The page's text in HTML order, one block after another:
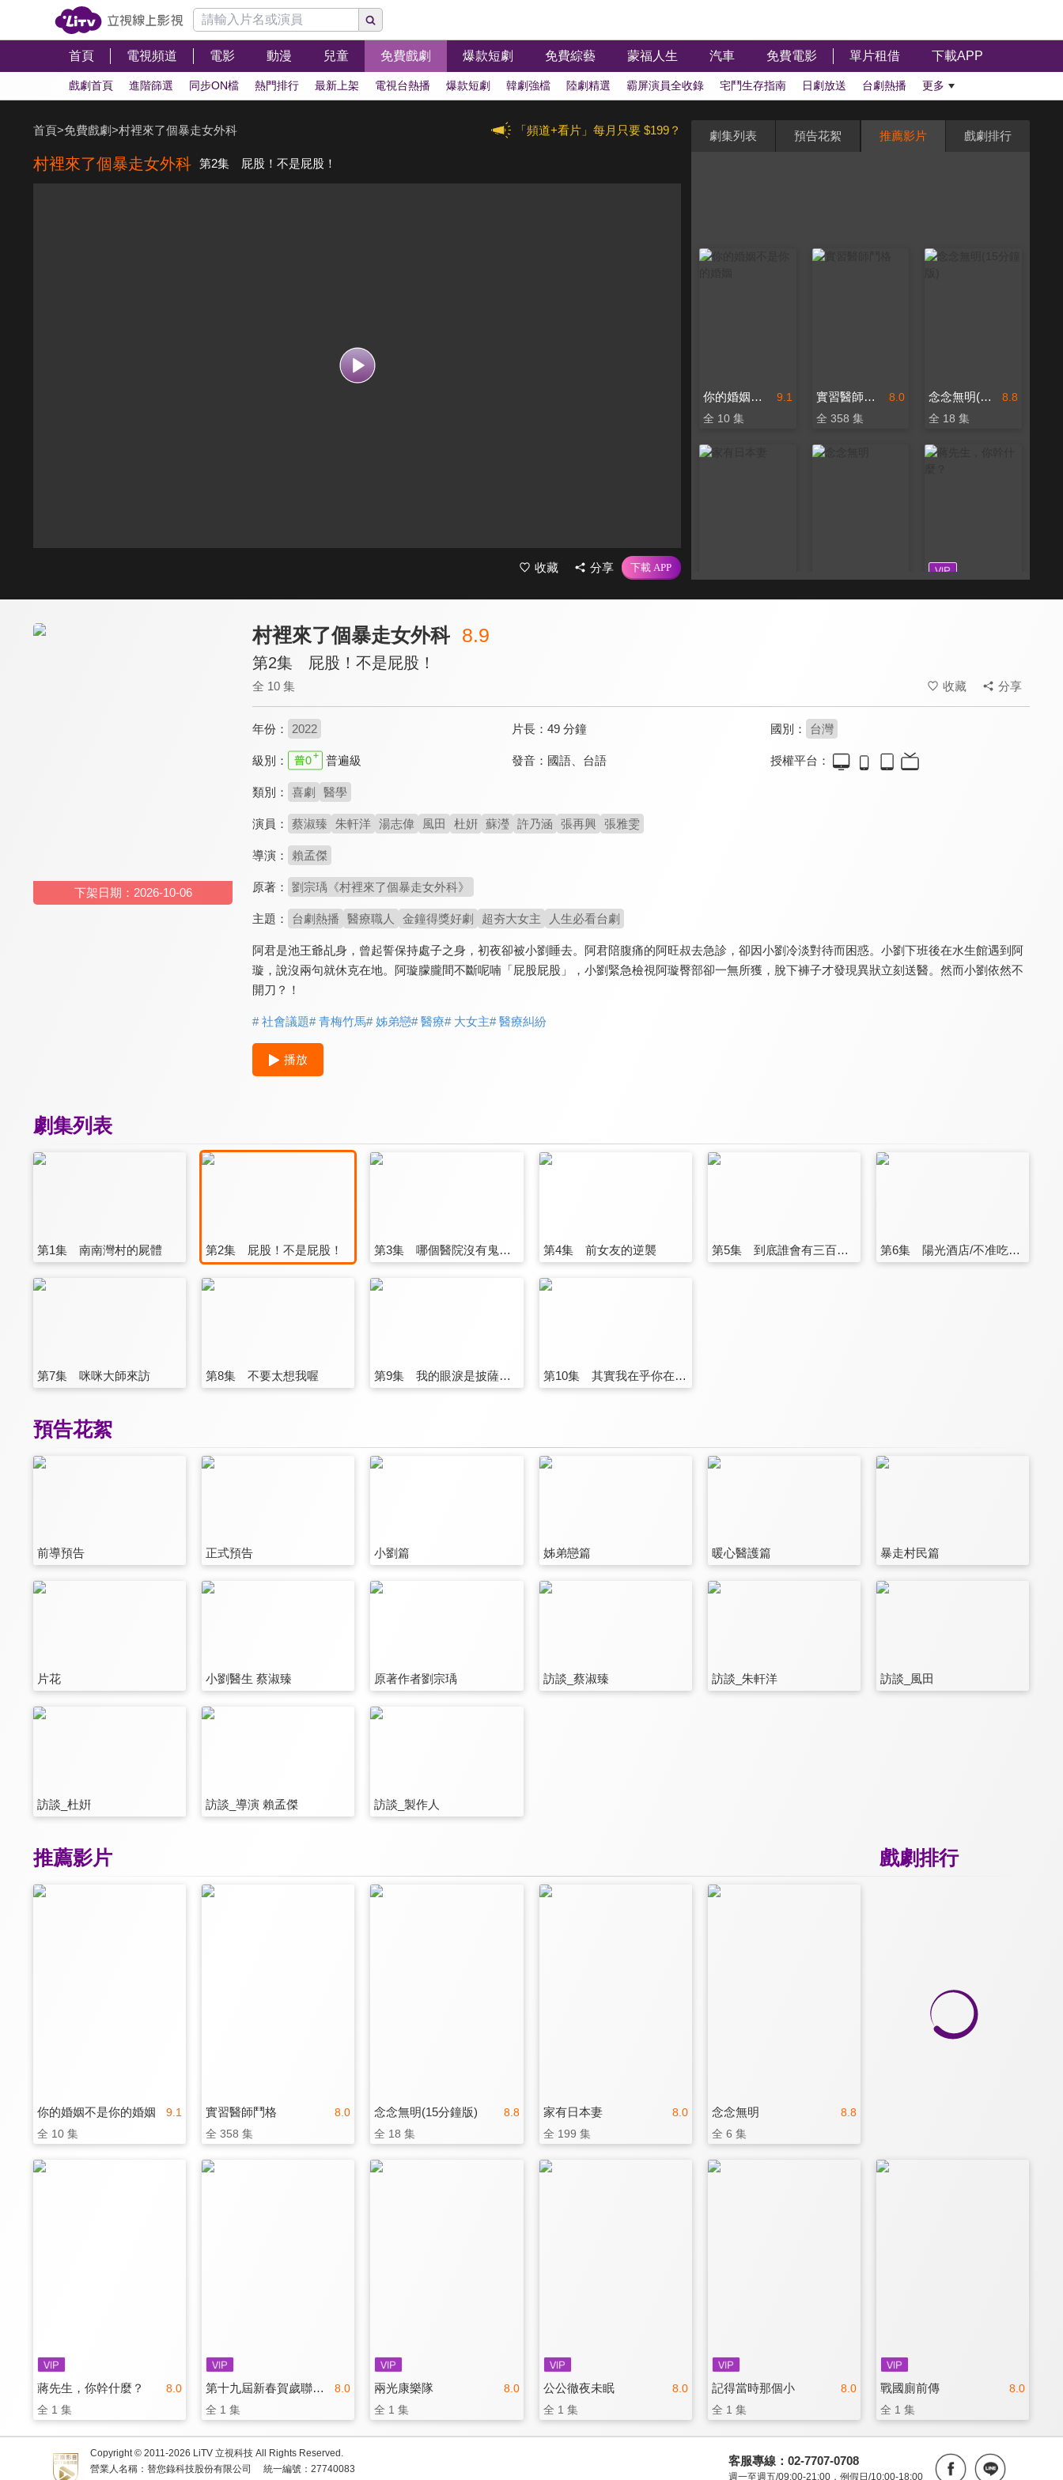
首頁 電視頻道 電影 動漫 兒童 免費戲劇 爆款短劇 免費綜藝 蒙福人生 汽車 免費電影 單片租借 下載APP
戲劇首頁 進階篩選 同步ON檔 熱門排行 最新上架 電視台熱播 爆款短劇 韓劇強檔 陸劇精選 霸屏演員全收錄 宅鬥生存指南 日劇放送 台劇熱播 更多
「頻道+看片」每月只要 $199？
首頁>免費戲劇>村裡來了個暴走女外科
村裡來了個暴走女外科 第2集 屁股！不是屁股！
收藏 分享
劇集列表 預告花絮 推薦影片 戲劇排行
9.1
你的婚姻不是你的婚姻
全 10 集
8.0
實習醫師鬥格
全 358 集
8.8
念念無明(15分鐘版)
全 18 集
下架日期：2026-10-06
村裡來了個暴走女外科 8.9
第2集 屁股！不是屁股！
全 10 集 收藏 分享
年份： 2022 片長： 49 分鐘 國別： 台灣
級別： 普遍級 發音： 國語、 台語 授權平台：
類別： 喜劇 醫學
演員： 蔡淑臻 朱軒洋 湯志偉 風田 杜姸 蘇瀅 許乃涵 張再興 張雅雯
導演： 賴孟傑
原著： 劉宗瑀《村裡來了個暴走女外科》
主題： 台劇熱播 醫療職人 金鐘得獎好劇 超夯大女主 人生必看台劇
阿君是池王爺乩身，曾起誓保持處子之身，初夜卻被小劉睡去。阿君陪腹痛的阿旺叔去急診，卻因小劉冷淡對待而困惑。小劉下班後在水生館遇到阿
璇，說沒兩句就休克在地。阿璇朦朧間不斷呢喃「屁股屁股」，小劉緊急檢視阿璇臀部卻一無所獲，脫下褲子才發現異狀立刻送醫。然而小劉依然不
開刀？！
# 社會議題# 青梅竹馬# 姊弟戀# 醫療# 大女主# 醫療糾紛
播放
劇集列表
第1集 南南灣村的屍體 第2集 屁股！不是屁股！ 第3集 哪個醫院沒有鬼故事？ 第4集 前女友的逆襲 第5集 到底誰會有三百萬？ 第6集 陽光酒店/不准吃鳳梨跟芒果/難道是醫生害你生病的嗎？
第7集 咪咪大師來訪 第8集 不要太想我喔 第9集 我的眼淚是披薩和炸雞 第10集 其實我在乎你在乎的事
預告花絮
前導預告 正式預告 小劉篇 姊弟戀篇 暖心醫護篇 暴走村民篇
片花 小劉醫生 蔡淑臻 原著作者劉宗瑀 訪談_蔡淑臻 訪談_朱軒洋 訪談_風田
訪談_杜姸 訪談_導演 賴孟傑 訪談_製作人
戲劇排行
推薦影片
9.1
你的婚姻不是你的婚姻
全 10 集
8.0
實習醫師鬥格
全 358 集
8.8
念念無明(15分鐘版)
全 18 集
8.0
家有日本妻
全 199 集
8.8
念念無明
全 6 集
8.0
蔣先生，你幹什麼？
全 1 集
8.0
第十九屆新春賀歲聯歡晚會
全 1 集
8.0
兩光康樂隊
全 1 集
8.0
公公徹夜未眠
全 1 集
8.0
記得當時那個小
全 1 集
8.0
戰國廁前傳
全 1 集
Copyright © 2011-2026 LiTV 立視科技 All Rights Reserved.
營業人名稱：替您錄科技股份有限公司
統一編號：27740083
客服專線：02-7707-0708
週一至週五/09:00-21:00，例假日/10:00-18:00